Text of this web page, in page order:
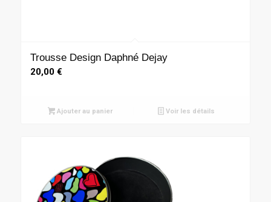
Trousse Design Daphné Dejay
20,00 €
Ajouter au panier Voir les détails